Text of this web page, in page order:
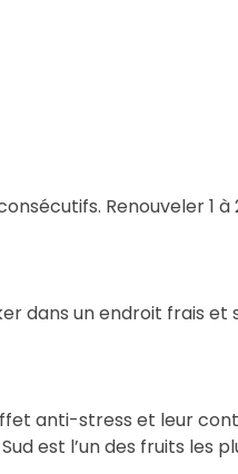
Renouveler 1
dans un endroit frais et
anti-stress et leur
est l’un des fruits les